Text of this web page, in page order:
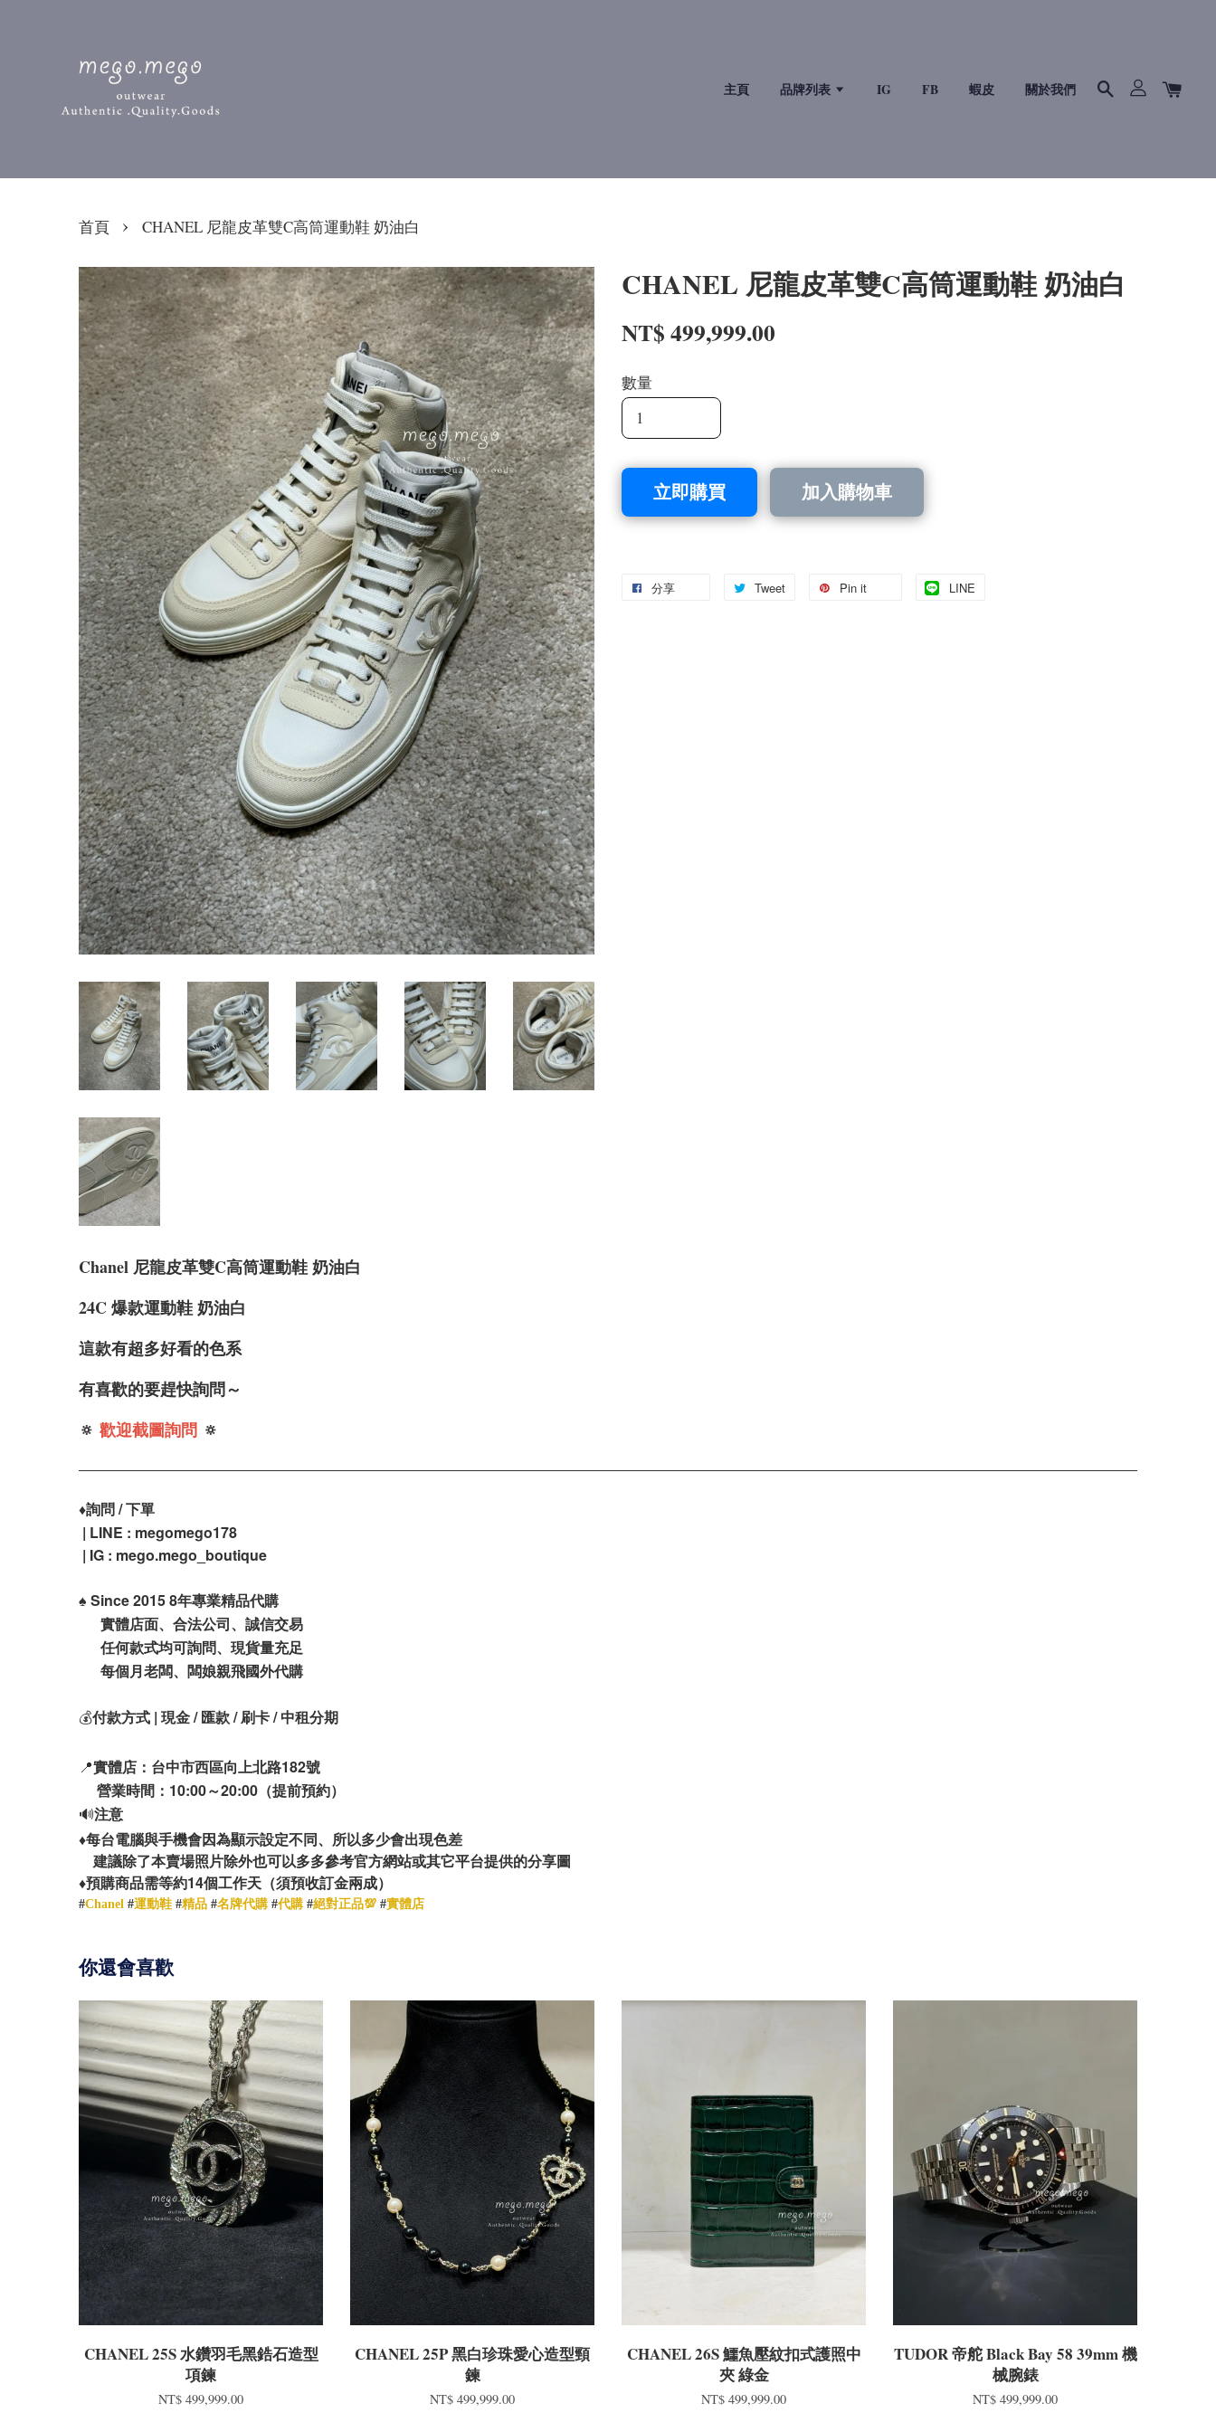
主頁 品牌列表 IG FB 蝦皮 關於我們
首頁 › CHANEL 尼龍皮革雙C高筒運動鞋 奶油白
CHANEL 尼龍皮革雙C高筒運動鞋 奶油白
NT$ 499,999.00
數量
立即購買 加入購物車
分享 Tweet Pin it LINE
Chanel 尼龍皮革雙C高筒運動鞋 奶油白
24C 爆款運動鞋 奶油白
這款有超多好看的色系
有喜歡的要趕快詢問～
🔅 歡迎截圖詢問 🔅
♦️詢問 / 下單
| LINE : megomego178
| IG : mego.mego_boutique
♠️ Since 2015 8年專業精品代購
實體店面、合法公司、誠信交易
任何款式均可詢問、現貨量充足
每個月老闆、闆娘親飛國外代購
💰付款方式 | 現金 / 匯款 / 刷卡 / 中租分期
📍實體店：台中市西區向上北路182號
營業時間：10:00～20:00（提前預約）
🔊注意
♦️每台電腦與手機會因為顯示設定不同、所以多少會出現色差
建議除了本賣場照片除外也可以多多參考官方網站或其它平台提供的分享圖
♦️預購商品需等約14個工作天（須預收訂金兩成）
#Chanel #運動鞋 #精品 #名牌代購 #代購 #絕對正品💯 #實體店
你還會喜歡
CHANEL 25S 水鑽羽毛黑鋯石造型
項鍊
NT$ 499,999.00
CHANEL 25P 黑白珍珠愛心造型頸
鍊
NT$ 499,999.00
CHANEL 26S 鱷魚壓紋扣式護照中
夾 綠金
NT$ 499,999.00
TUDOR 帝舵 Black Bay 58 39mm 機
械腕錶
NT$ 499,999.00